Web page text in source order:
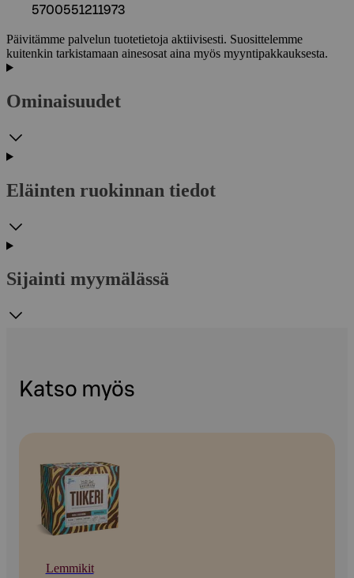
5700551211973
Päivitämme palvelun tuotetietoja aktiivisesti. Suosittelemme
kuitenkin tarkistamaan ainesosat aina myös myyntipakkauksesta.
Ominaisuudet
Eläinten ruokinnan tiedot
Sijainti myymälässä
Katso myös
Lemmikit